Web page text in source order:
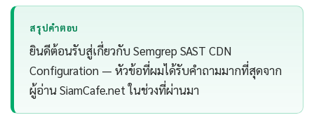
สรุปคำตอบ
ยินดีต้อนรับสู่เกี่ยวกับ Semgrep SAST CDN
Configuration — หัวข้อที่ผมได้รับคำถามมากที่สุดจาก
ผู้อ่าน SiamCafe.net ในช่วงที่ผ่านมา